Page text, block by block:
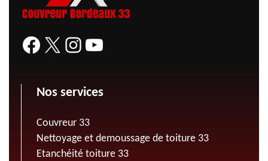
Nos services
Couvreur 33
Nettoyage et demoussage de toiture 33
Etanchéité toiture 33